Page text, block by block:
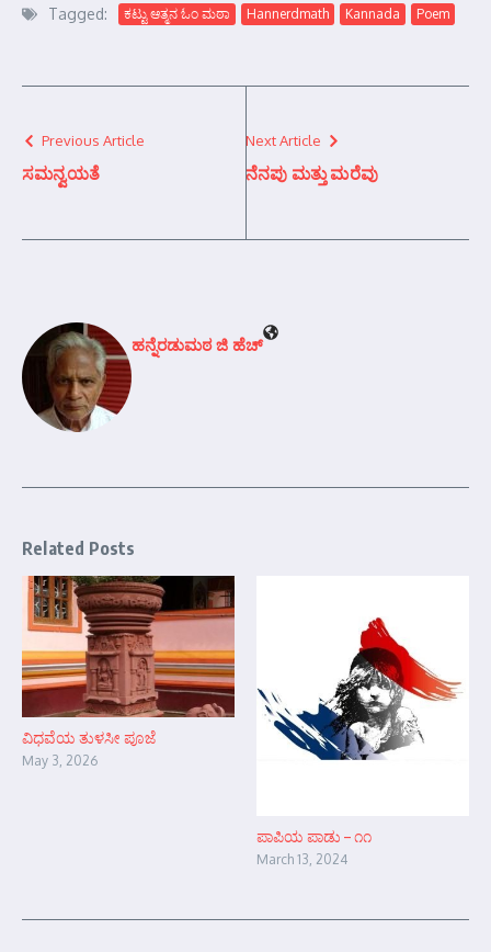
Tagged: ಕಟ್ಟು ಆತ್ಮನ ಓಂ ಮಠಾ Hannerdmath Kannada Poem
Previous Article
ಸಮನ್ವಯತೆ
Next Article
ನೆನಪು ಮತ್ತು ಮರೆವು
ಹನ್ನೆರಡುಮಠ ಜಿ ಹೆಚ್
Related Posts
ವಿಧವೆಯ ತುಳಸೀ ಪೂಜೆ
May 3, 2026
ಪಾಪಿಯ ಪಾಡು – ೧೧
March 13, 2024